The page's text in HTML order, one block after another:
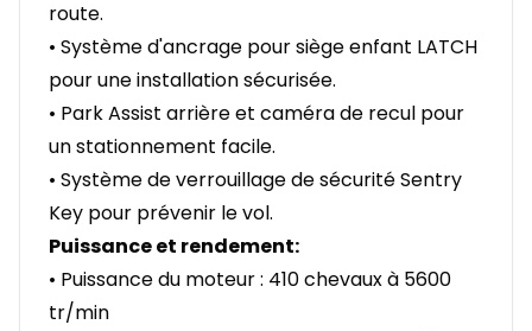
route.
• Système d'ancrage pour siège enfant LATCH
pour une installation sécurisée.
• Park Assist arrière et caméra de recul pour
un stationnement facile.
• Système de verrouillage de sécurité Sentry
Key pour prévenir le vol.
Puissance et rendement:
• Puissance du moteur : 410 chevaux à 5600
tr/min